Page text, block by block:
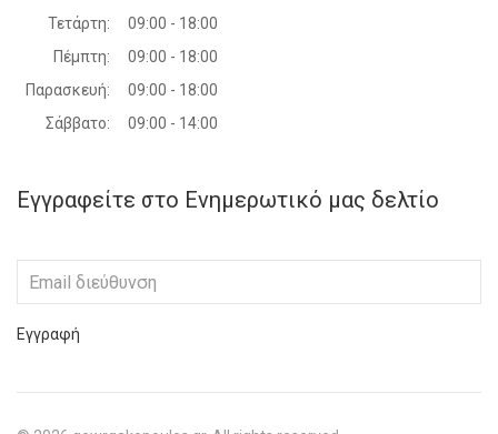
Τετάρτη:
09:00 - 18:00
Πέμπτη:
09:00 - 18:00
Παρασκευή:
09:00 - 18:00
Σάββατο:
09:00 - 14:00
Εγγραφείτε στο Ενημερωτικό μας δελτίο
Εγγραφή